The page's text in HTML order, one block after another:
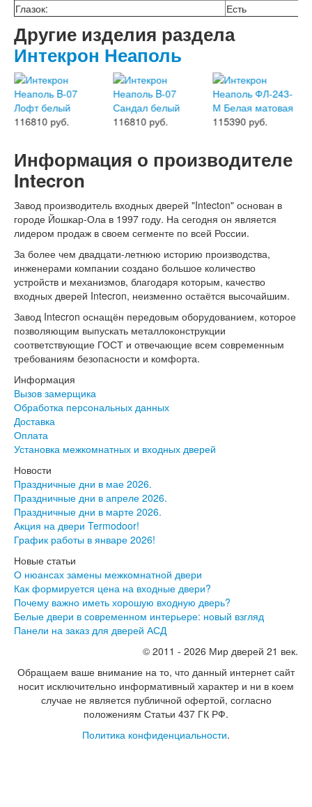
Интекрон Колизей Белый
Интекрон Неаполь
Интекрон Олимпия
Интекрон Премьера
Интекрон Профит
Интекрон Ронда
Интекрон Сицилия
Интекрон Спарта Белая
Интекрон Тетра
Интекрон Фараон
Интекрон Форте
Двери АСД
Двери Ратибор
Двери Аргус
Межкомнатные двери
Двери Альберо
Альянс
Вест
Галерея
Геометрия
Графика
Империя
Мегаполис
Мегаполис ГЛ
Тренд
Шпон текстурированный
Эмалекс
Серия София
Эмаль
Серия Дебют
Серия Синди
Серия Скай
Серия Стефани
Серия Уно
Двери Верда
Коллекция дверей Элеганс
Экошпон Верда
Коллекция дверей Лофт
Коллекция дверей Некст
Коллекция дверей Техно
Глазок:
Есть
Другие изделия раздела
Интекрон Неаполь
116810 руб. 115390 руб. 115390 руб.
Информация о производителе
Intecron
Завод производитель входных дверей "Intecton" основан в
городе Йошкар-Ола в 1997 году. На сегодня он является
лидером продаж в своем сегменте по всей России.
За более чем двадцати-летнюю историю производства,
инженерами компании создано большое количество
устройств и механизмов, благодаря которым, качество
входных дверей Intecron, неизменно остаётся высочайшим.
Завод Intecron оснащён передовым оборудованием, которое
позволяющим выпускать металлоконструкции
соответствующие ГОСТ и отвечающие всем современным
требованиям безопасности и комфорта.
Информация
Вызов замерщика
Обработка персональных данных
Доставка
Оплата
Установка межкомнатных и входных дверей
Новости
Праздничные дни в мае 2026.
Праздничные дни в апреле 2026.
Праздничные дни в марте 2026.
Акция на двери Termodoor!
График работы в январе 2026!
Новые статьи
О нюансах замены межкомнатной двери
Как формируется цена на входные двери?
Почему важно иметь хорошую входную дверь?
Белые двери в современном интерьере: новый взгляд
Панели на заказ для дверей АСД
© 2011 - 2026 Мир дверей 21 век.
Обращаем ваше внимание на то, что данный интернет сайт
носит исключительно информативный характер и ни в коем
случае не является публичной офертой, согласно
положениям Статьи 437 ГК РФ.
Политика конфиденциальности.